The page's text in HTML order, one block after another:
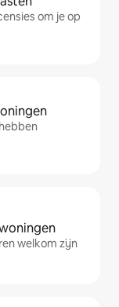
om je op
welkom zijn